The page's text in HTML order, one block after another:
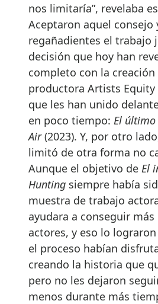
nos limitaría”, revelaba
Aceptaron aquel consejo
regañadientes el trabajo
decisión que hoy han
completo con la creación
productora Artists Equity
que les han unido
en poco tiempo: El
Air(2023). Y, por otro
limitó de otra forma no
Aunque el objetivo de El
Hunting siempre había
muestra de trabajo
ayudara a conseguir
actores, y eso lo
el proceso habían
creando la historia que
pero no les dejaron
menos durante más